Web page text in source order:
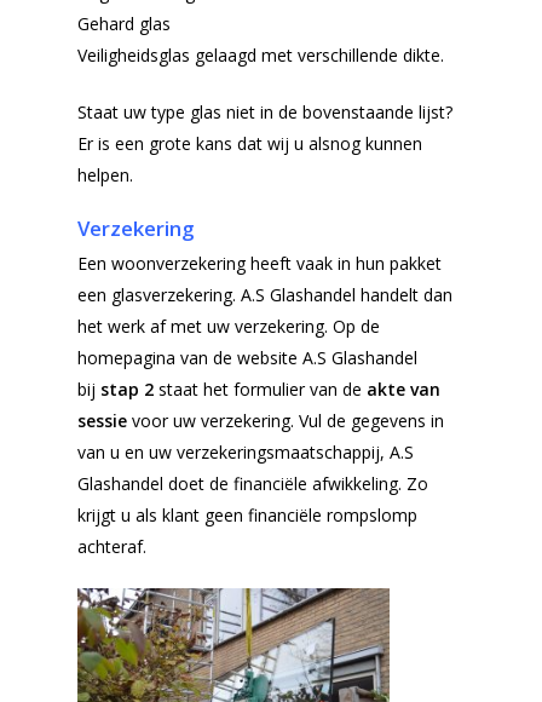
Gehard glas
Veiligheidsglas gelaagd met verschillende dikte.
Staat uw type glas niet in de bovenstaande lijst?
Er is een grote kans dat wij u alsnog kunnen
helpen.
Verzekering
Een woonverzekering heeft vaak in hun pakket
een glasverzekering. A.S Glashandel handelt dan
het werk af met uw verzekering. Op de
homepagina van de website A.S Glashandel
bij stap 2 staat het formulier van de akte van
sessie voor uw verzekering. Vul de gegevens in
van u en uw verzekeringsmaatschappij, A.S
Glashandel doet de financiële afwikkeling. Zo
krijgt u als klant geen financiële rompslomp
achteraf.